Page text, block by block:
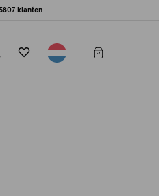
klanten